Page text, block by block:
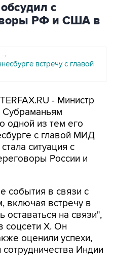
с
РФ и США в
→
встречу с главой
- Министр
Субраманьям
одной из тем его
с главой МИД
ситуация с
России и
события в связи с
включая встречу в
на связи",
соцсети X. Он
оценили успехи,
Индии